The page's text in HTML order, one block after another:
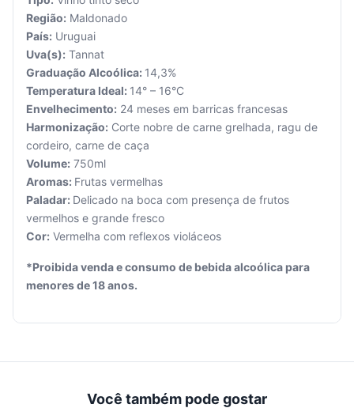
Seu
carrinho
está
vazio.
Adicione
para
Região: Maldonado
País: Uruguai
Uva(s): Tannat
Graduação Alcoólica: 14,3%
Temperatura Ideal: 14° – 16°C
Envelhecimento: 24 meses em barricas francesas
Harmonização: Corte nobre de carne grelhada, ragu de
cordeiro, carne de caça
Volume: 750ml
Aromas: Frutas vermelhas
Paladar: Delicado na boca com presença de frutos
vermelhos e grande fresco
Cor: Vermelha com reflexos violáceos
*Proibida venda e consumo de bebida alcoólica para
menores de 18 anos.
Você também pode gostar